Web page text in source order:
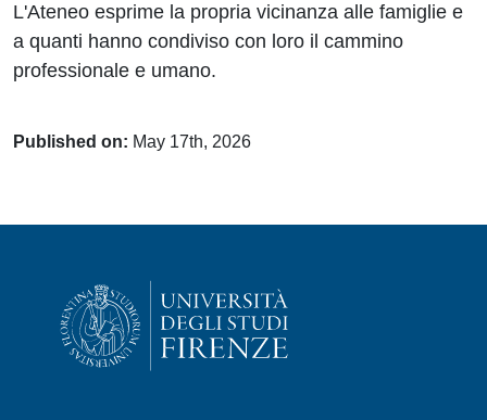
L'Ateneo esprime la propria vicinanza alle famiglie e
a quanti hanno condiviso con loro il cammino
professionale e umano.
Published on: May 17th, 2026